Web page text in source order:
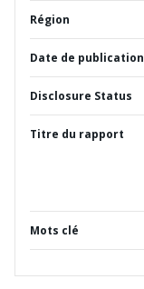
Région
Date de publication
Disclosure Status
Titre du rapport
Mots clé